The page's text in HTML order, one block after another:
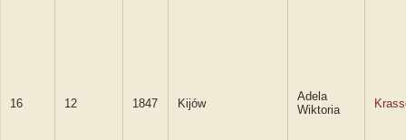
16 12 1847 Kijów
Adela
Wiktoria